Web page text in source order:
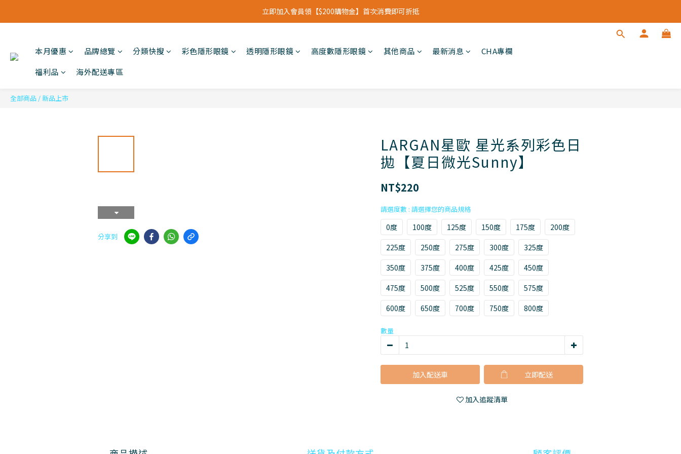
立即加入會員領【$200購物金】首次消費即可折抵
立即加入會員領【$200購物金】首次消費即可折抵
立即加入會員領【$200購物金】首次消費即可折抵
本月優惠 品牌總覽 分類快搜 彩色隱形眼鏡 透明隱形眼鏡 高度數隱形眼鏡 其他商品 最新消息
CHA專欄
福利品
海外配送專區
全部商品 /新品上市
分享到
LARGAN星歐 星光系列彩色日
拋【夏日微光Sunny】
NT$220
請選度數
0度 100度 125度 150度 175度
200度
225度
250度 275度 300度
325度
350度
375度 400度 425度
450度
475度
500度 525度 550度
575度
600度
650度 700度 750度 800度
數量
加入配送車 立即購買
加入追蹤清單